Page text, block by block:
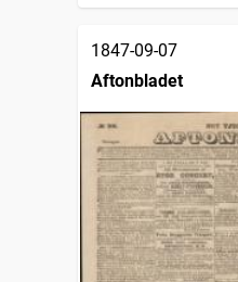
1847-09-07
Aftonbladet